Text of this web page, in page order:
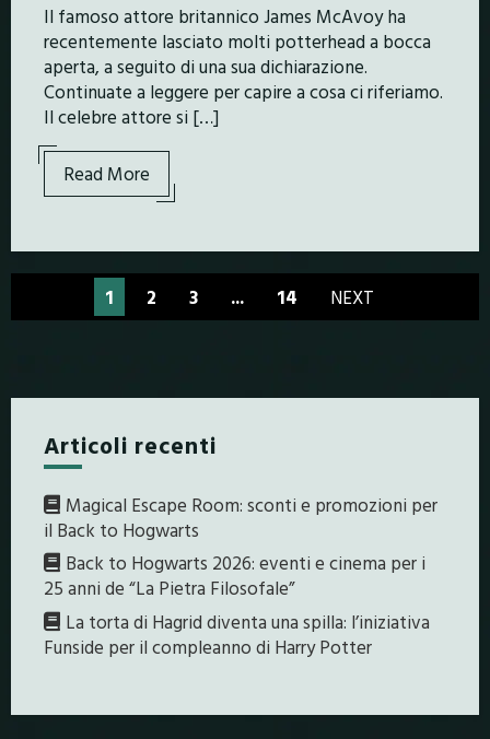
Il famoso attore britannico James McAvoy ha
recentemente lasciato molti potterhead a bocca
aperta, a seguito di una sua dichiarazione.
Continuate a leggere per capire a cosa ci riferiamo.
Il celebre attore si […]
Read More
1 2 3 ... 14 NEXT
Articoli recenti
Magical Escape Room: sconti e promozioni per
il Back to Hogwarts
Back to Hogwarts 2026: eventi e cinema per i
25 anni de “La Pietra Filosofale”
La torta di Hagrid diventa una spilla: l’iniziativa
Funside per il compleanno di Harry Potter